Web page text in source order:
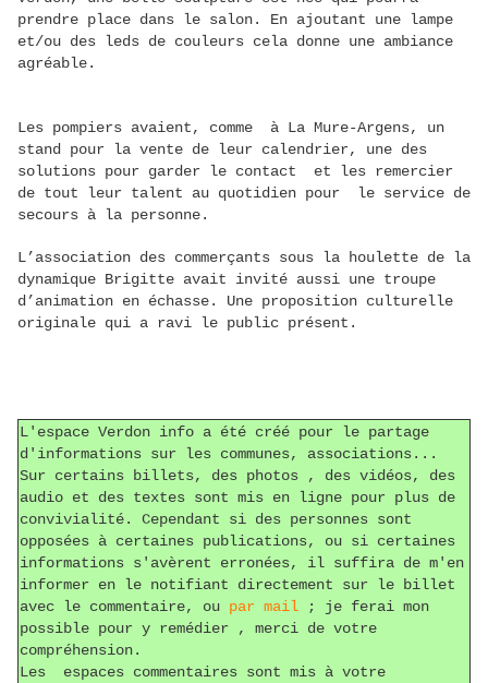
prendre place dans le salon. En ajoutant une lampe
et/ou des leds de couleurs cela donne une ambiance
agréable.
Les pompiers avaient, comme à La Mure-Argens, un
stand pour la vente de leur calendrier, une des
solutions pour garder le contact et les remercier
de tout leur talent au quotidien pour le service de
secours à la personne.
L’association des commerçants sous la houlette de la
dynamique Brigitte avait invité aussi une troupe
d’animation en échasse. Une proposition culturelle
originale qui a ravi le public présent.
L'espace Verdon info a été créé pour le partage
d'informations sur les communes, associations...
Sur certains billets, des photos , des vidéos, des
audio et des textes sont mis en ligne pour plus de
convivialité. Cependant si des personnes sont
opposées à certaines publications, ou si certaines
informations s'avèrent erronées, il suffira de m'en
informer en le notifiant directement sur le billet
avec le commentaire, ou par mail ; je ferai mon
possible pour y remédier , merci de votre
compréhension.
Les espaces commentaires sont mis à votre